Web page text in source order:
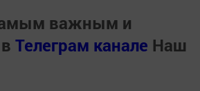
важным и
Телеграм канале Наш